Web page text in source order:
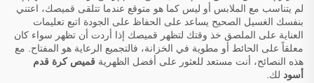
لم يتناسب مع الملابس أو ليس كما هو متوقع عندما تتلقى قميصك، اعتني
بنفسك الغسيل الصحيح يساعد على الحفاظ على الجودة اتبع تعليمات
العناية على الملصق خذ وقتك لتظهر قميصك إذا أردت أن تظهر سواء كان
معلقاً على الحائط أو مطوية في الخزانة، فالتجميع الرعاية هو المفتاح. مع
هذه النصائح، أنت مستعد للعثور على أفضل الظهرية قميص كرة قدم
أسود لك.